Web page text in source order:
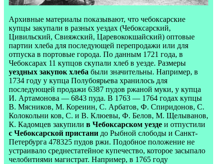
Архивные материалы показывают, что чебоксарские
купцы закупали в разных уездах (Чебоксарский,
Цивильский, Свияжский, Царевококшайский) оптовые
партии хлеба для последующей перепродажи или для
отпуска в портовые города. По данным 1721 года, в
Чебоксарах 11 купцов скупали хлеб в уезде. Размеры
уездных закупок хлеба были значительны. Например, в
1734 году у купца Полубоярьева хранилось для
последующей продажи 6387 пудов ржаной муки, у купца
И. Артамонова — 6843 пуда. В 1763 — 1764 годах купцы
В. Мясников, М. Кореиин, С. Арбатов, Ф. Спиридонов, С.
Колокольни ков, С. и В. Клюевы, Ф. Белов, М. Щелыванов,
К. Кадомцев закупили в Чебоксарском уезде и отпустили
с Чебоксарской пристани до Рыбной слободы и Санкт-
Петербурга 478325 пудов ржи. Подобное положение не
устраивало среднестатейное купечество, которое засыпало
челобитиями магистрат. Например, в 1765 году